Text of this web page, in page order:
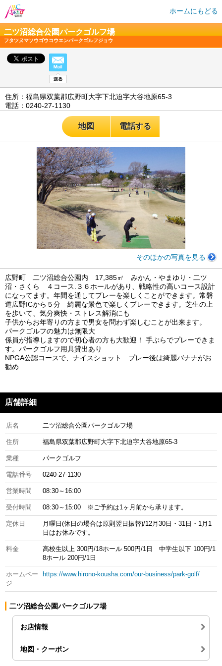
ホームにもどる
二ツ沼総合公園パークゴルフ場
フタツヌマソウゴウコウエンパークゴルフジョウ
住所：福島県双葉郡広野町大字下北迫字大谷地原65-3
電話：0240-27-1130
地図 電話する
そのほかの写真を見る
広野町 二ツ沼総合公園内 17,385㎡ みかん・やまゆり・二ツ
沼・さくら ４コース.３６ホールがあり、戦略性の高いコース設計
になってます。年間を通してプレーを楽しくことができます。常磐
道広野ICから５分 綺麗な景色で楽しくプレーできます。芝生の上
を歩いて、気分爽快・ストレス解消にも
子供からお年寄りの方まで男女を問わず楽しむことが出来ます。
パークゴルフの魅力は無限大
係員が指導しますので初心者の方も大歓迎！ 手ぶらでプレーできま
す。パークゴルフ用具貸出あり
NPGA公認コースで、ナイスショット プレー後は綺麗バナナがお
勧め
店舗詳細
店名 二ツ沼総合公園パークゴルフ場
住所 福島県双葉郡広野町大字下北迫字大谷地原65-3
業種 パークゴルフ
電話番号 0240-27-1130
営業時間 08:30～16:00
受付時間 08:30～15:00 ※ご予約は1ヶ月前から承ります。
定休日
月曜日(休日の場合は原則翌日振替)/12月30日・31日・1月1
日はお休みです。
料金
高校生以上 300円/18ホール 500円/1日 中学生以下 100円/1
8ホール 200円/1日
ホームペー
ジ
https://www.hirono-kousha.com/our-business/park-golf/
二ツ沼総合公園パークゴルフ場
お店情報
地図・クーポン